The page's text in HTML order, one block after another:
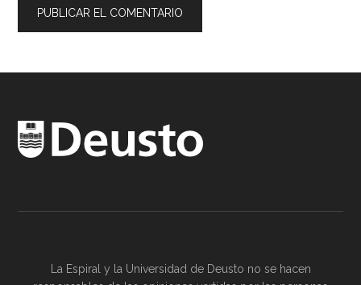
La Espiral y la Universidad de Deusto no se hacen